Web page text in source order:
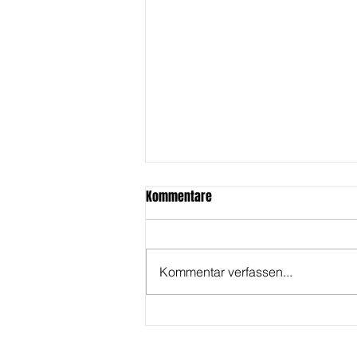
ZERSTÖREN: Anleitung, wie es
Kommentare
Kommentar verfassen...